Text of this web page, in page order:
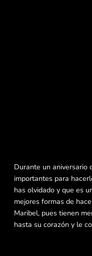
Durante un aniversario
importantes para
has olvidado y que es
mejores formas de
Maribel, pues tienen
hasta su corazón y le